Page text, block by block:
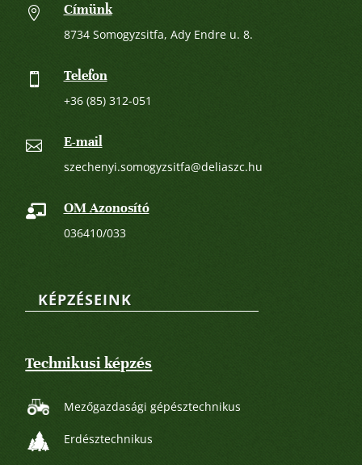
 Címünk
8734 Somogyzsitfa, Ady Endre u. 8.
 Telefon
+36 (85) 312-051
 E-mail
szechenyi.somogyzsitfa@deliaszc.hu
 OM Azonosító
036410/033
KÉPZÉSEINK
Technikusi képzés
Mezőgazdasági gépésztechnikus
Erdésztechnikus